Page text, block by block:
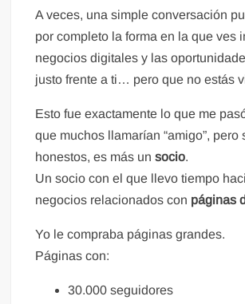
A veces, una simple conversación
por completo la forma en la que ves
negocios digitales y las
justo frente a ti… pero que no estás
Esto fue exactamente lo que me
que muchos llamarían “amigo”, pero
honestos, es más unsocio.
Un socio con el que llevo tiempo
negocios relacionados con páginas
Yo le compraba páginas grandes.
Páginas con:
30.000 seguidores